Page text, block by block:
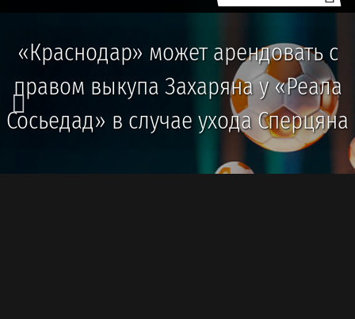
«Краснодар» может арендовать с
правом выкупа Захаряна у «Реала
Сосьедад» в случае ухода Сперцяна